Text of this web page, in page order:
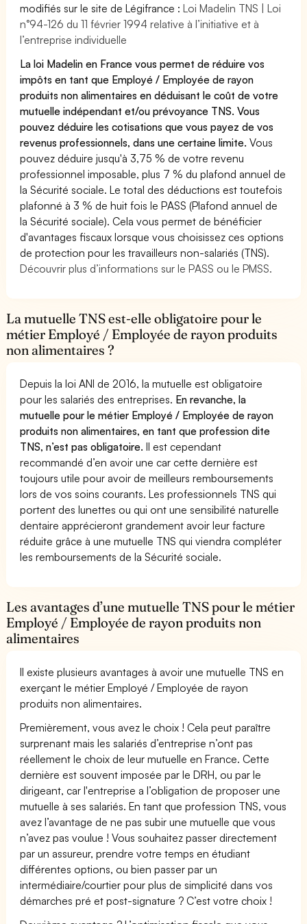
modifiés sur le site de Légifrance :Loi Madelin TNS | Loi
n°94-126 du 11 février 1994 relative à l’initiative et à
l’entreprise individuelle
La loi Madelin en France vous permet de réduire vos
impôts en tant que Employé / Employée de rayon
produits non alimentaires en déduisant le coût de votre
mutuelle indépendant et/ou prévoyance TNS. Vous
pouvez déduire les cotisations que vous payez de vos
revenus professionnels, dans une certaine limite.Vous
pouvez déduire jusqu'à 3,75 % de votre revenu
professionnel imposable, plus 7 % du plafond annuel de
la Sécurité sociale. Le total des déductions est toutefois
plafonné à 3 % de huit fois le PASS (Plafond annuel de
la Sécurité sociale). Cela vous permet de bénéficier
d'avantages fiscaux lorsque vous choisissez ces options
de protection pour les travailleurs non-salariés (TNS).
Découvrir plus d’informations sur le PASS ou le PMSS.
La mutuelle TNS est-elle obligatoire pour le
métier Employé / Employée de rayon produits
non alimentaires ?
Depuis la loi ANI de 2016, la mutuelle est obligatoire
pour les salariés des entreprises. En revanche, la
mutuelle pour le métier Employé / Employée de rayon
produits non alimentaires, en tant que profession dite
TNS, n’est pas obligatoire.Il est cependant
recommandé d’en avoir une car cette dernière est
toujours utile pour avoir de meilleurs remboursements
lors de vos soins courants. Les professionnels TNS qui
portent des lunettes ou qui ont une sensibilité naturelle
dentaire apprécieront grandement avoir leur facture
réduite grâce à une mutuelle TNS qui viendra compléter
les remboursements de la Sécurité sociale.
Les avantages d’une mutuelle TNS pour le métier
Employé / Employée de rayon produits non
alimentaires
Il existe plusieurs avantages à avoir une mutuelle TNS en
exerçant le métier Employé / Employée de rayon
produits non alimentaires.
Premièrement, vous avez le choix ! Cela peut paraître
surprenant mais les salariés d’entreprise n’ont pas
réellement le choix de leur mutuelle en France. Cette
dernière est souvent imposée par le DRH, ou par le
dirigeant, car l'entreprise a l’obligation de proposer une
mutuelle à ses salariés. En tant que profession TNS, vous
avez l’avantage de ne pas subir une mutuelle que vous
n’avez pas voulue ! Vous souhaitez passer directement
par un assureur, prendre votre temps en étudiant
différentes options, ou bien passer par un
intermédiaire/courtier pour plus de simplicité dans vos
démarches pré et post-signature ? C’est votre choix !